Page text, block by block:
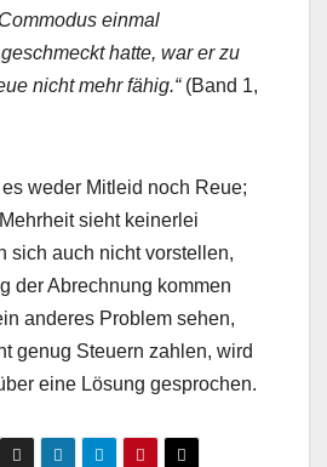
einmal
hatte, war er zu
nicht mehr fähig.“(Band 1,
es weder Mitleid noch Reue;
sieht keinerlei
sich auch nicht vorstellen,
der Abrechnung kommen
anderes Problem sehen,
genug Steuern zahlen, wird
eine Lösung gesprochen.